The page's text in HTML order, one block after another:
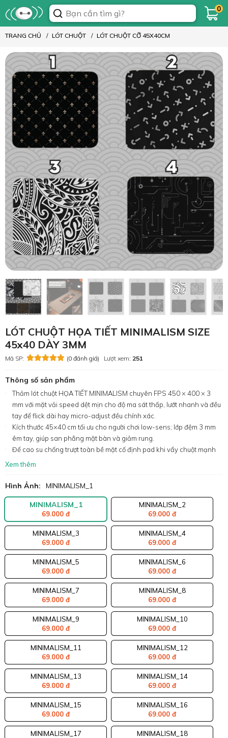
0
TRANG CHỦ LÓT CHUỘT LÓT CHUỘT CỠ 45X40CM
LÓT CHUỘT HỌA TIẾT MINIMALISM SIZE
45x40 DÀY 3MM
Mã SP: (0 đánh giá) Lượt xem: 251
Thông số sản phẩm
Thảm lót chuột HỌA TIẾT MINIMALISM chuyên FPS 450 × 400 × 3
mm với mặt vải speed dệt mịn cho độ ma sát thấp, lướt nhanh và đều
tay để flick dài hay micro-adjust đều chính xác.
Kích thước 45×40 cm tối ưu cho người chơi low-sens; lớp đệm 3 mm
êm tay, giúp san phẳng mặt bàn và giảm rung.
Đế cao su chống trượt toàn bề mặt cố định pad khi vẩy chuột mạnh
Xem thêm
Hình Ảnh: MINIMALISM_1
MINIMALISM_1
69.000 đ
MINIMALISM_2
69.000 đ
MINIMALISM_3
69.000 đ
MINIMALISM_4
69.000 đ
MINIMALISM_5
69.000 đ
MINIMALISM_6
69.000 đ
MINIMALISM_7
69.000 đ
MINIMALISM_8
69.000 đ
MINIMALISM_9
69.000 đ
MINIMALISM_10
69.000 đ
MINIMALISM_11
69.000 đ
MINIMALISM_12
69.000 đ
MINIMALISM_13
69.000 đ
MINIMALISM_14
69.000 đ
MINIMALISM_15
69.000 đ
MINIMALISM_16
69.000 đ
MINIMALISM_17
MINIMALISM_18